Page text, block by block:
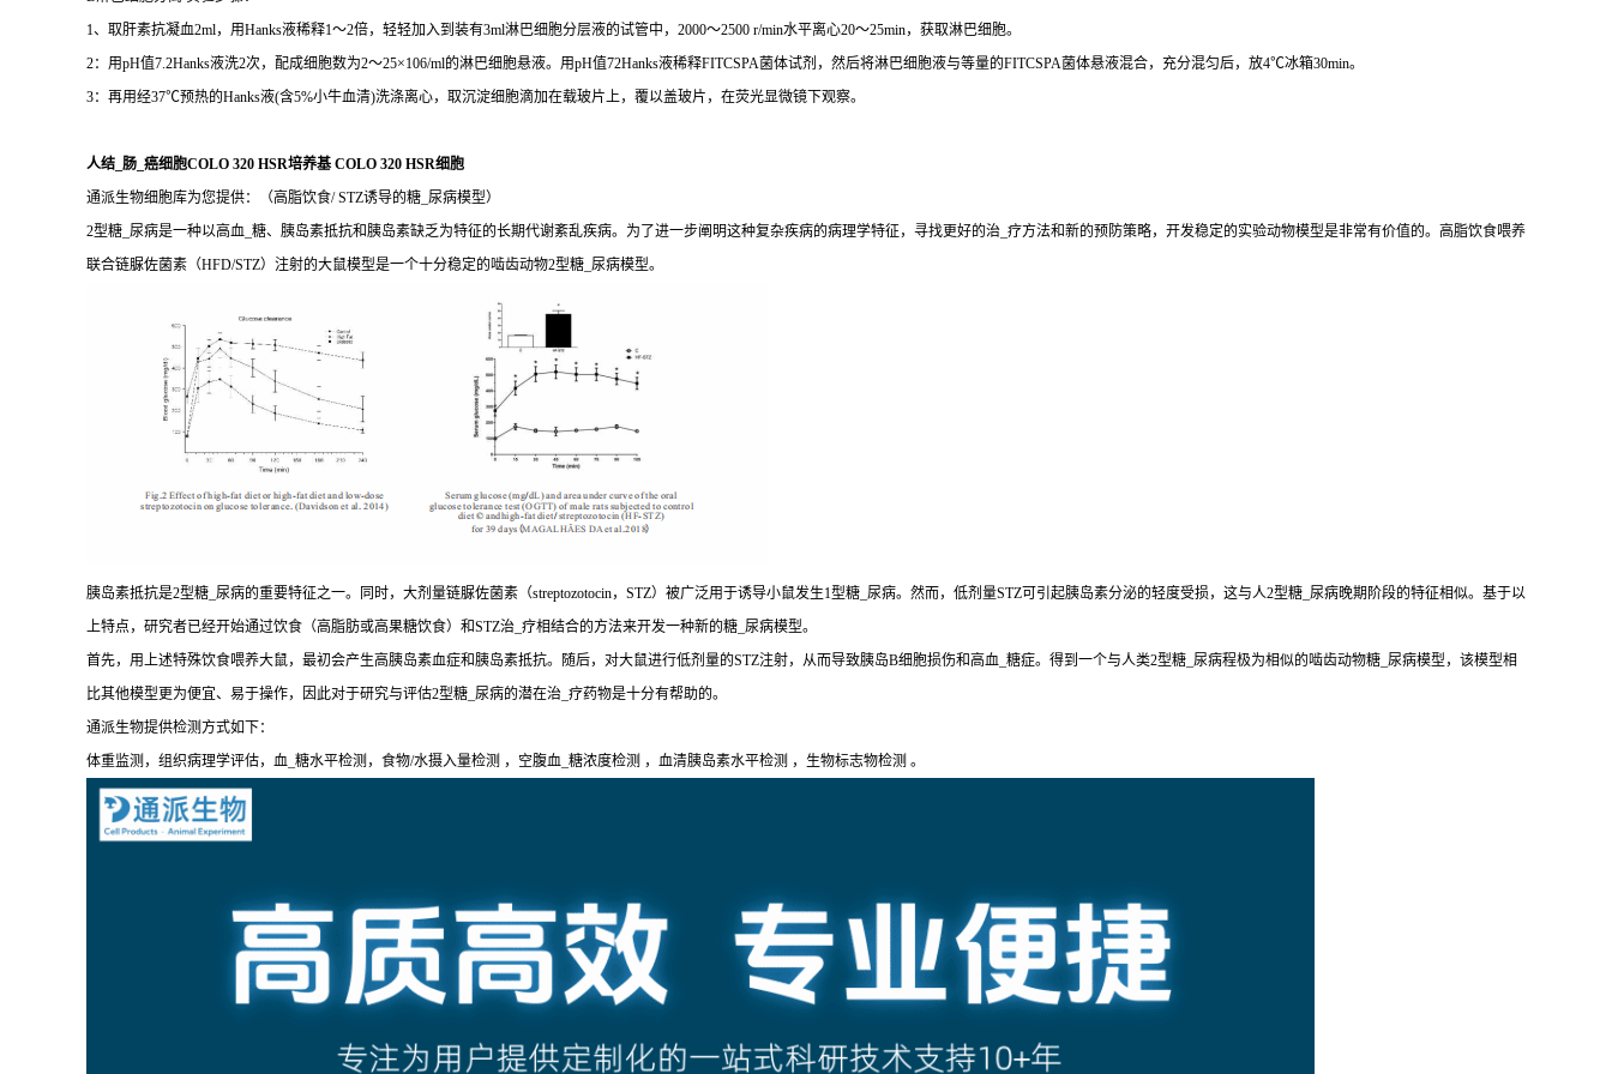
1、取肝素抗凝血2ml，用Hanks液稀释1～2倍，轻轻加入到装有3ml淋巴细胞分层液的试管中，2000～2500 r/min水平离心20～25min，获取淋巴细胞。
2：用pH值7.2Hanks液洗2次，配成细胞数为2～25×106/ml的淋巴细胞悬液。用pH值72Hanks液稀释FITCSPA菌体试剂，然后将淋巴细胞液与等量的FITCSPA菌体悬液混合，充分混匀后，放4℃冰箱30min。
3：再用经37℃预热的Hanks液(含5%小牛血清)洗涤离心，取沉淀细胞滴加在载玻片上，覆以盖玻片，在荧光显微镜下观察。
人结_肠_癌细胞COLO 320 HSR培养基 COLO 320 HSR细胞
通派生物细胞库为您提供：（高脂饮食/ STZ诱导的糖_尿病模型）
2型糖_尿病是一种以高血_糖、胰岛素抵抗和胰岛素缺乏为特征的长期代谢紊乱疾病。为了进一步阐明这种复杂疾病的病理学特征，寻找更好的治_疗方法和新的预防策略，开发稳定的实验动物模型是非常有价值的。高脂饮食喂养
联合链脲佐菌素（HFD/STZ）注射的大鼠模型是一个十分稳定的啮齿动物2型糖_尿病模型。
胰岛素抵抗是2型糖_尿病的重要特征之一。同时，大剂量链脲佐菌素（streptozotocin，STZ）被广泛用于诱导小鼠发生1型糖_尿病。然而，低剂量STZ可引起胰岛素分泌的轻度受损，这与人2型糖_尿病晚期阶段的特征相似。基于以
上特点，研究者已经开始通过饮食（高脂肪或高果糖饮食）和STZ治_疗相结合的方法来开发一种新的糖_尿病模型。
首先，用上述特殊饮食喂养大鼠，最初会产生高胰岛素血症和胰岛素抵抗。随后，对大鼠进行低剂量的STZ注射，从而导致胰岛B细胞损伤和高血_糖症。得到一个与人类2型糖_尿病程极为相似的啮齿动物糖_尿病模型，该模型相
比其他模型更为便宜、易于操作，因此对于研究与评估2型糖_尿病的潜在治_疗药物是十分有帮助的。
通派生物提供检测方式如下：
体重监测，组织病理学评估，血_糖水平检测，食物/水摄入量检测 ，空腹血_糖浓度检测 ，血清胰岛素水平检测 ，生物标志物检测 。